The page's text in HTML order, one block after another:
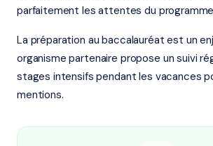
parfaitement les attentes du
La préparation au baccalauréat est un
organisme partenaire propose un suivi
stages intensifs pendant les vacances
mentions.